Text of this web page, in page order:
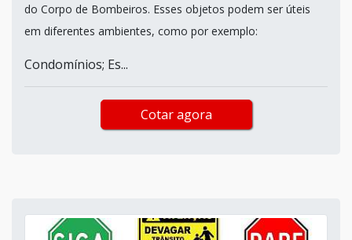
do Corpo de Bombeiros. Esses objetos podem ser úteis
em diferentes ambientes, como por exemplo:
Condomínios; Es...
Cotar agora